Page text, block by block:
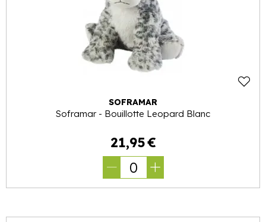
SOFRAMAR
Soframar - Bouillotte Leopard Blanc
21,95€
0